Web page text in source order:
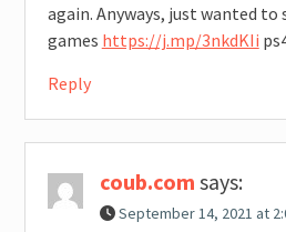
again. Anyways, just wanted to
games https://j.mp/3nkdKIi
Reply
coub.com says:
September 14, 2021 at